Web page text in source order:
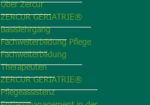
Über Zercur
ZERCUR GERIATRIE®
Basislehrgang
Fachweiterbildung Pflege
Fachweiterbildung
Therapeuten
ZERCUR GERIATRIE®
Pflegeassistenz